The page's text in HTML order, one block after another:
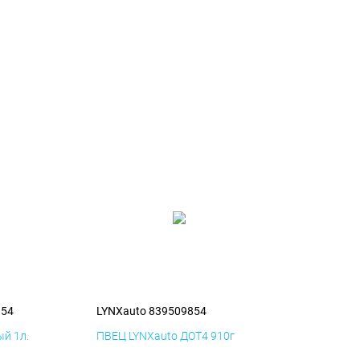
1л.
LYNXauto 839509854
ПВЕЦ LYNXauto ДОТ4 910г